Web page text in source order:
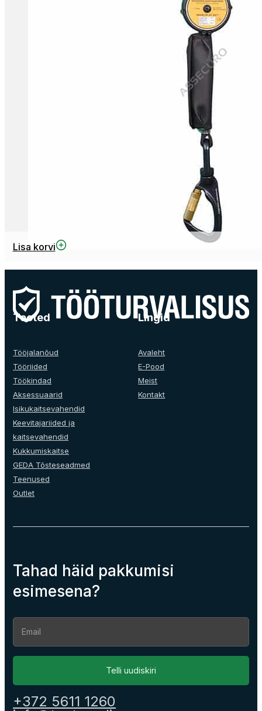
Lisa korvi
Tooted
Tööjalanõud
Tööriided
Töökindad
Aksessuaarid
Isikukaitsevahendid
Keevitajariided ja
kaitsevahendid
Kukkumiskaitse
GEDA Tõsteseadmed
Teenused
Outlet
Lingid
Avaleht
E-Pood
Meist
Kontakt
Tahad häid pakkumisi
esimesena?
Section
Telli uudiskiri
+372 5611 1260